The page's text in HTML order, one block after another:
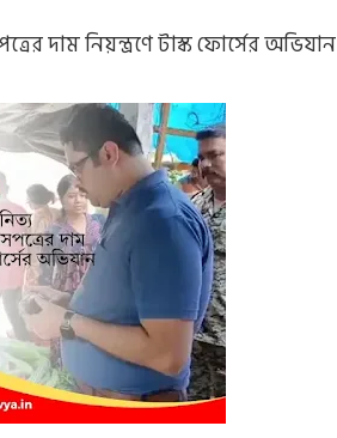
দাম নিয়ন্ত্রণে টাস্ক ফোর্সের অভিযান